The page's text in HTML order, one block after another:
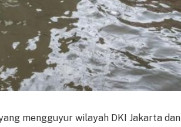
mengguyur wilayah DKI Jakarta dan